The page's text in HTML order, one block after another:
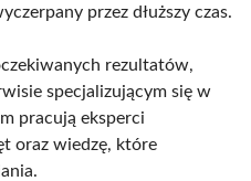
przez dłuższy czas.
rezultatów,
specjalizującym się w
pracują eksperci
oraz wiedzę, które